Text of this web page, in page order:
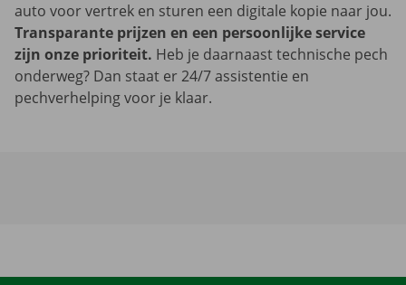
auto voor vertrek en sturen een digitale kopie naar jou.
Transparante prijzen en een persoonlijke service
zijn onze prioriteit. Heb je daarnaast technische pech
onderweg? Dan staat er 24/7 assistentie en
pechverhelping voor je klaar.